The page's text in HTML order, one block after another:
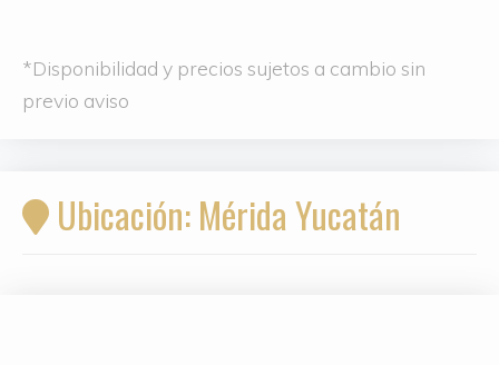
*Disponibilidad y precios sujetos a cambio sin
previo aviso
Ubicación: Mérida Yucatán